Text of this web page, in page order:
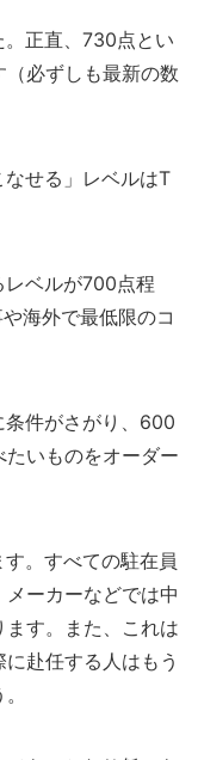
正直、730点とい
必ずしも最新の数
せる」レベルはT
ベルが700点程
海外で最低限のコ
件がさがり、600
いものをオーダー
。すべての駐在員
ーカーなどでは中
す。また、これは
赴任する人はもう